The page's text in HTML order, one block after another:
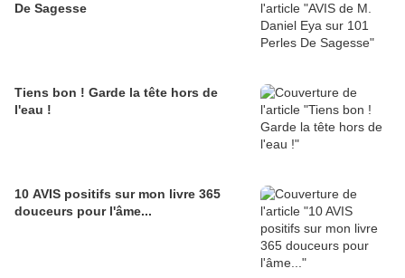
De Sagesse
Tiens bon ! Garde la tête hors de
l'eau !
10 AVIS positifs sur mon livre 365
douceurs pour l'âme...